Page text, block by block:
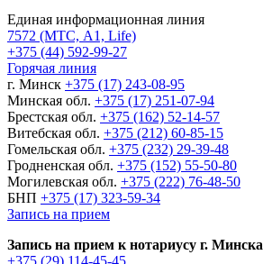
Единая информационная линия
7572 (МТС, A1, Life)
+375 (44) 592-99-27
Горячая линия
г. Минск +375 (17) 243-08-95
Минская обл. +375 (17) 251-07-94
Брестская обл. +375 (162) 52-14-57
Витебская обл. +375 (212) 60-85-15
Гомельская обл. +375 (232) 29-39-48
Гродненская обл. +375 (152) 55-50-80
Могилевская обл. +375 (222) 76-48-50
БНП +375 (17) 323-59-34
Запись на прием
Запись на прием к нотариусу г. Минска
+375 (29) 114-45-45